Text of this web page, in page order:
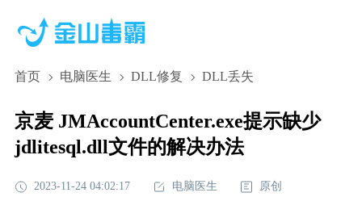
首页 电脑医生 DLL修复 DLL丢失
京麦 JMAccountCenter.exe提示缺少
jdlitesql.dll文件的解决办法
2023-11-24 04:02:17 电脑医生 原创